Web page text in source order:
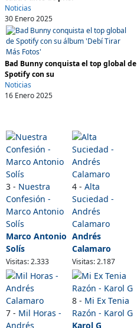
Noticias
30 Enero 2025
Bad Bunny conquista el top global de
Spotify con su
Noticias
16 Enero 2025
3 - Nuestra
Confesión -
Marco Antonio
Solís
Marco Antonio
Solís
Visitas: 2.333
4 -Alta
Suciedad -
Andrés
Calamaro
Andrés
Calamaro
Visitas: 2.187
7 - Mil Horas -
Andrés
8 - Mi Ex Tenia
Razón - Karol G
Karol G